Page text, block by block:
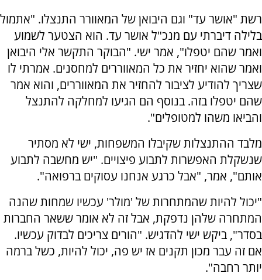
רשת "אושר עד" וגם היבואן של המאוורר התנצלו. "אתמול
בלילה דיברתי עם מנכ"ל אושר עד. הוא הצטער לשמוע
ואמר שהם יטפלו", אמר ישי. "הבוקר התקשר אלי היבואן
ואמר שהוא יחזיר את כל המאווררים למחסנים. אמרתי לו
שצריך להודיע לציבור להחזיר את המאווררים, והוא אמר
שהם יטפלו בזה. בנוסף הם הגיעו למחלקה להתנצל
והביאו משהו למטופלים".
מלבד ההתנצלות שקיבלו המשפחות, ישי לא מסתיר
שנשקלת האפשרות לתבוע פיצויים. "יש מחשבה לתבוע
אותם", אמר, "אבל כרגע אנחנו עסוקים ברפואה".
"יכול להיות שהמתחרות של 'מולר' עכשיו שמחות שהנה
המתחרה שלהן נדפקת, אבל זה לא אומר ששאר החברות
בסדר", ביקש ישי להדגיש. "הורים צריכים לבדוק עכשיו.
אם זה עבר מכון תקנים אז יש פה, יכול להיות, כשל ברמה
יותר רחבה".